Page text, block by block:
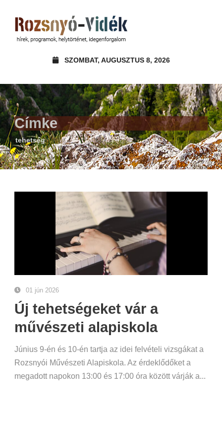
SZOMBAT, AUGUSZTUS 8, 2026
Címke
tehetség
01 jún 2026
Új tehetségeket vár a
művészeti alapiskola
Június 9-én és 10-én tartja az idei felvételi vizsgákat a
Rozsnyói Művészeti Alapiskola. Az érdeklődőket a
megadott napokon 13:00 és 17:00 óra között várják a...